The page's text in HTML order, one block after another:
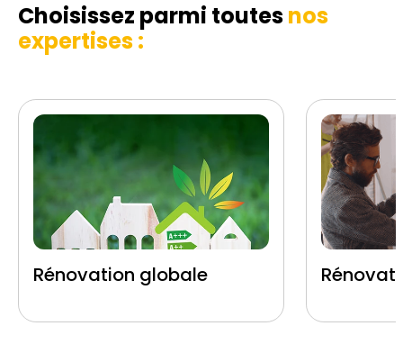
Choisissez parmi toutesnos
expertises :
Rénovation globale